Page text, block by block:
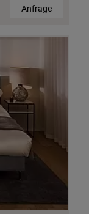
Anfrage